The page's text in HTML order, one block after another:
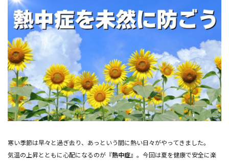
寒い季節は早々と過ぎ去り、あっという間に熱い日々がやってきました。
気温の上昇とともに心配になるのが『熱中症』。今回は夏を健康で安全に楽